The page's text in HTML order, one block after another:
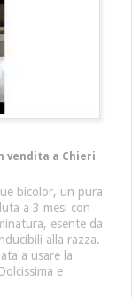
vendita a Chieri
bicolor, un pura
a 3 mesi con
esente da
alla razza.
a usare la
e